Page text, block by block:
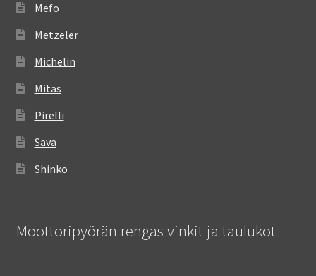
Mefo
Metzeler
Michelin
Mitas
Pirelli
Sava
Shinko
Moottoripyörän rengas vinkit ja taulukot